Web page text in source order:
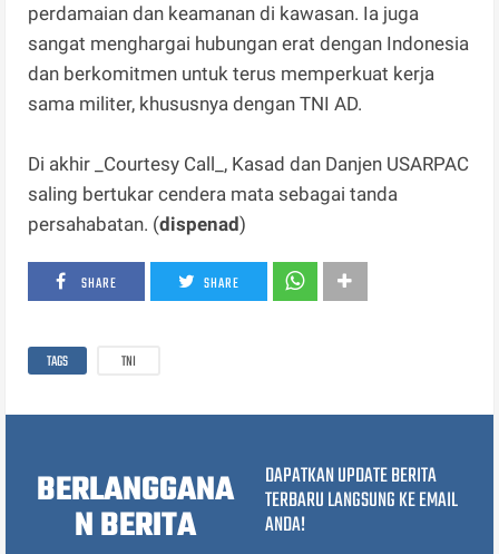
perdamaian dan keamanan di kawasan. Ia juga
sangat menghargai hubungan erat dengan Indonesia
dan berkomitmen untuk terus memperkuat kerja
sama militer, khususnya dengan TNI AD.
Di akhir _Courtesy Call_, Kasad dan Danjen USARPAC
saling bertukar cendera mata sebagai tanda
persahabatan. (dispenad)
SHARE SHARE
TAGS TNI
BERLANGGANA
N BERITA
DAPATKAN UPDATE BERITA
TERBARU LANGSUNG KE EMAIL
ANDA!